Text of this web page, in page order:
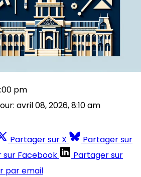
pm
avril 08, 2026, 8:10 am
Partager sur X
Partager sur
sur Facebook
Partager sur
par email